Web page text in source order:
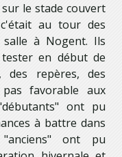
le stade couvert
au tour des
à Nogent. Ils
en début de
des repères, des
favorable aux
ont pu
à battre dans
ont pu